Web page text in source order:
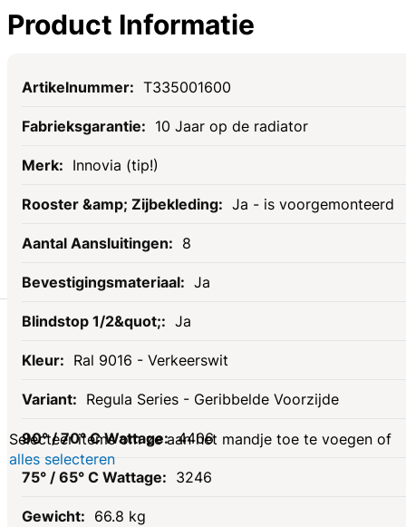
Product Informatie
Specificaties
T335001600
10 Jaar op de radiator
Innovia (tip!)
Ja - is voorgemonteerd
8
Ja
Ja
Ral 9016 - Verkeerswit
Regula Series - Geribbelde Voorzijde
4406
3246
66.8 kg
Gerelateerde
producten
Selecteer items om ze aan het mandje toe te voegen of
alles selecteren